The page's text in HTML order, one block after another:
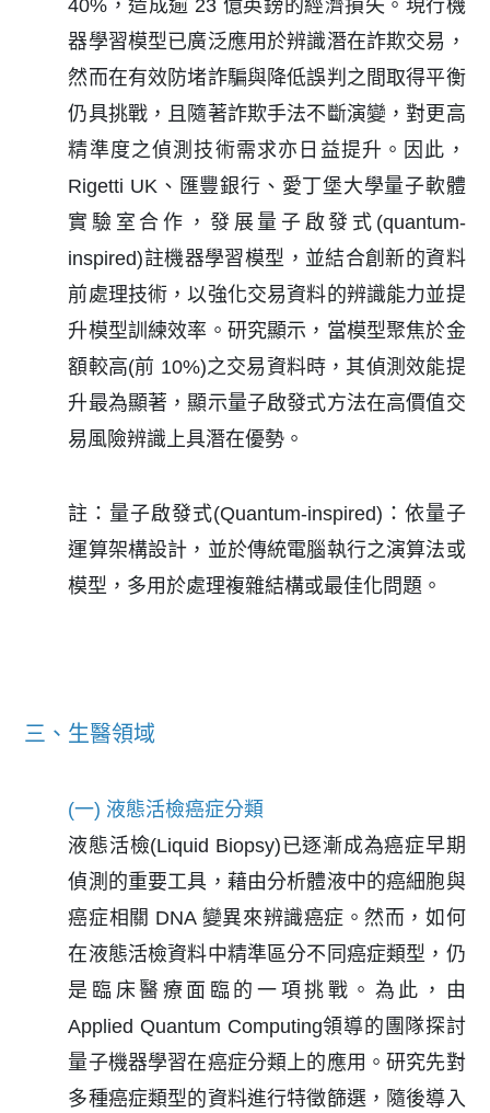
40%，造成逾 23 億英鎊的經濟損失。現行機
器學習模型已廣泛應用於辨識潛在詐欺交易，
然而在有效防堵詐騙與降低誤判之間取得平衡
仍具挑戰，且隨著詐欺手法不斷演變，對更高
精準度之偵測技術需求亦日益提升。因此，
Rigetti UK、匯豐銀行、愛丁堡大學量子軟體
實驗室合作，發展量子啟發式(quantum-
inspired)註機器學習模型，並結合創新的資料
前處理技術，以強化交易資料的辨識能力並提
升模型訓練效率。研究顯示，當模型聚焦於金
額較高(前 10%)之交易資料時，其偵測效能提
升最為顯著，顯示量子啟發式方法在高價值交
易風險辨識上具潛在優勢。
註：量子啟發式(Quantum-inspired)：依量子
運算架構設計，並於傳統電腦執行之演算法或
模型，多用於處理複雜結構或最佳化問題。
三、生醫領域
(一) 液態活檢癌症分類
液態活檢(Liquid Biopsy)已逐漸成為癌症早期
偵測的重要工具，藉由分析體液中的癌細胞與
癌症相關 DNA 變異來辨識癌症。然而，如何
在液態活檢資料中精準區分不同癌症類型，仍
是臨床醫療面臨的一項挑戰。為此，由
Applied Quantum Computing領導的團隊探討
量子機器學習在癌症分類上的應用。研究先對
多種癌症類型的資料進行特徵篩選，隨後導入